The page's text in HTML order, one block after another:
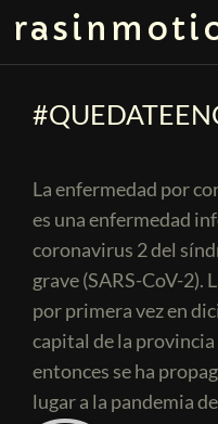
La enfermedad por
es una enfermedad
coronavirus 2 del
grave (SARS-CoV-2).
por primera vez en
capital de la
entonces se ha
lugar a la pandemia